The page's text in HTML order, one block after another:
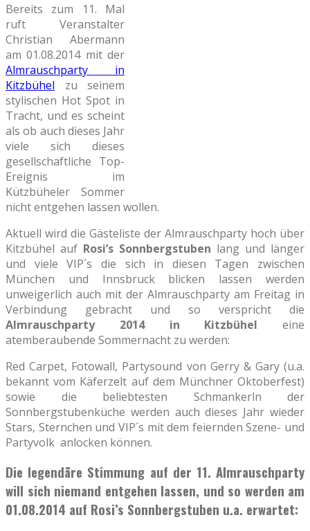
Bereits zum 11. Mal
ruft Veranstalter
Christian Abermann
am 01.08.2014 mit der
Almrauschparty in
Kitzbühel zu seinem
stylischen Hot Spot in
Tracht, und es scheint
als ob auch dieses Jahr
viele sich dieses
gesellschaftliche Top-
Ereignis im
Kützbüheler Sommer
nicht entgehen lassen wollen.
Aktuell wird die Gästeliste der Almrauschparty hoch über
Kitzbühel auf Rosi’s Sonnbergstuben lang und länger
und viele VIP´s die sich in diesen Tagen zwischen
München und Innsbruck blicken lassen werden
unweigerlich auch mit der Almrauschparty am Freitag in
Verbindung gebracht und so verspricht die
Almrauschparty 2014 in Kitzbühel eine
atemberaubende Sommernacht zu werden:
Red Carpet, Fotowall, Partysound von Gerry & Gary (u.a.
bekannt vom Käferzelt auf dem Münchner Oktoberfest)
sowie die beliebtesten Schmankerln der
Sonnbergstubenküche werden auch dieses Jahr wieder
Stars, Sternchen und VIP´s mit dem feiernden Szene- und
Partyvolk anlocken können.
Die legendäre Stimmung auf der 11. Almrauschparty
will sich niemand entgehen lassen, und so werden am
01.08.2014 auf Rosi’s Sonnbergstuben u.a. erwartet: